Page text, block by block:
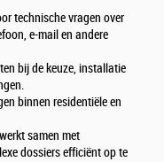
technische vragen over
e-mail en andere
bij de keuze, installatie
binnen residentiële en
samen met
dossiers efficiënt op te